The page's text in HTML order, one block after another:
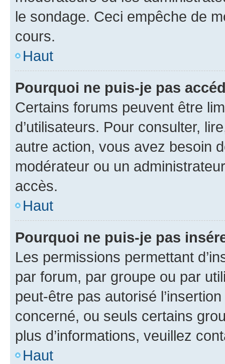
le sondage. Ceci empêche de
cours.
Haut
Pourquoi ne puis-je pas
Certains forums peuvent être
d’utilisateurs. Pour consulter,
autre action, vous avez besoin
modérateur ou un
accès.
Haut
Pourquoi ne puis-je pas
Les permissions permettant
par forum, par groupe ou par
peut-être pas autorisé
concerné, ou seuls certains
plus d’informations, veuillez
Haut